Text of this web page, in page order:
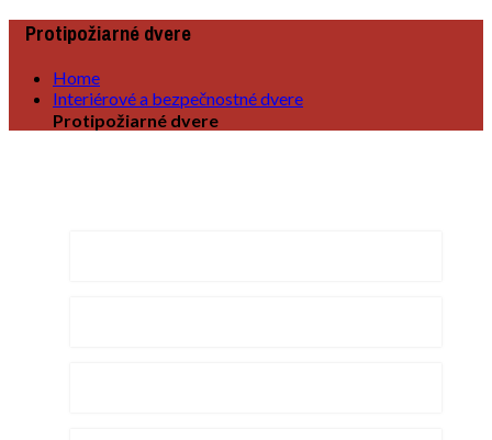
Protipožiarné dvere
Home
Interiérové a bezpečnostné dvere
Protipožiarné dvere